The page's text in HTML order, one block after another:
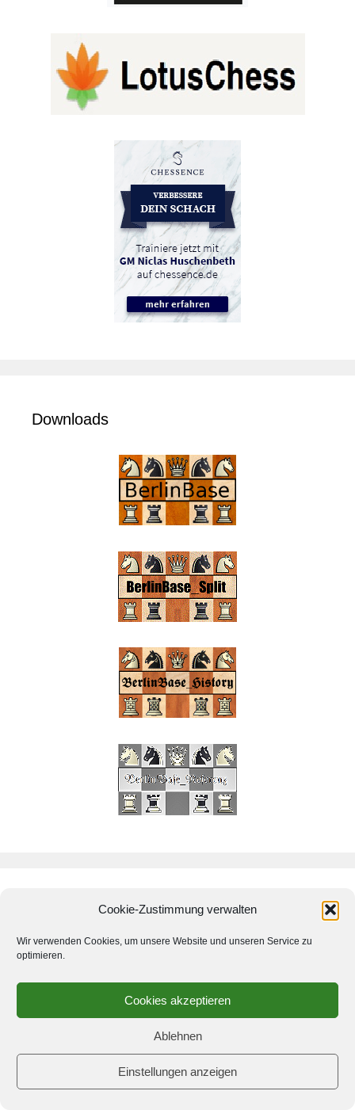
Cookie-Zustimmung verwalten
Wir verwenden Cookies, um unsere Website und unseren Service zu
optimieren.
Cookies akzeptieren
Ablehnen
Einstellungen anzeigen
Downloads
Schachbuch
Dame gegen zwei Türme